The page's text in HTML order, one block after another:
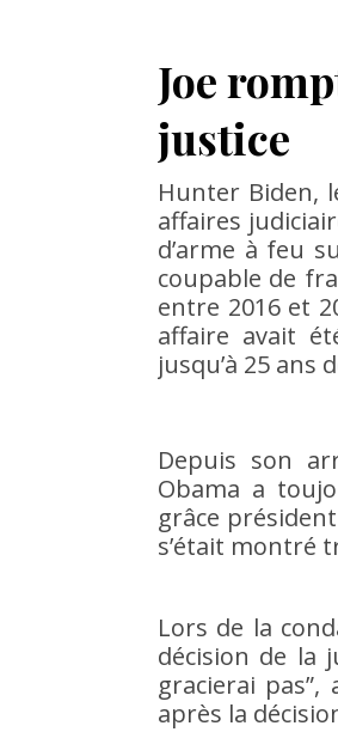
Joe
justice
Hunter Biden,
affaires
d’arme à feu
coupable de
entre 2016 et
affaire avait
jusqu’à 25 ans
Depuis son
Obama a
grâce
s’était montré
Lors de la
décision de la
gracierai
après la